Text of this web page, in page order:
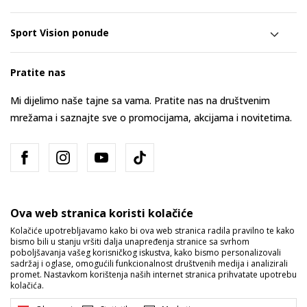
Sport Vision ponude
Pratite nas
Mi dijelimo naše tajne sa vama. Pratite nas na društvenim
mrežama i saznajte sve o promocijama, akcijama i novitetima.
Bosna i Hercegovina Promijenite
Ova web stranica koristi kolačiće
Kolačiće upotrebljavamo kako bi ova web stranica radila pravilno te kako
bismo bili u stanju vršiti dalja unapređenja stranice sa svrhom
poboljšavanja vašeg korisničkog iskustva, kako bismo personalizovali
sadržaj i oglase, omogućili funkcionalnost društvenih medija i analizirali
promet. Nastavkom korištenja naših internet stranica prihvatate upotrebu
kolačića.